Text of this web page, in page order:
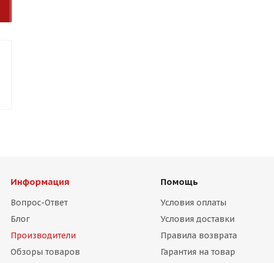
Информация
Вопрос-Ответ
Блог
Производители
Обзоры товаров
Помощь
Условия оплаты
Условия доставки
Правила возврата
Гарантия на товар